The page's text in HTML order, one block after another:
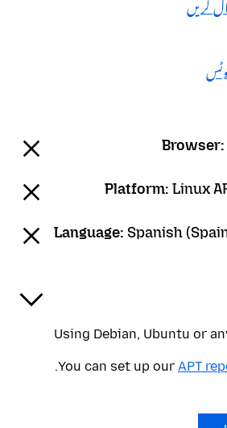
کریں
Linux
Spanish
Using Debian, Ubuntu or
You can set up our APT
.